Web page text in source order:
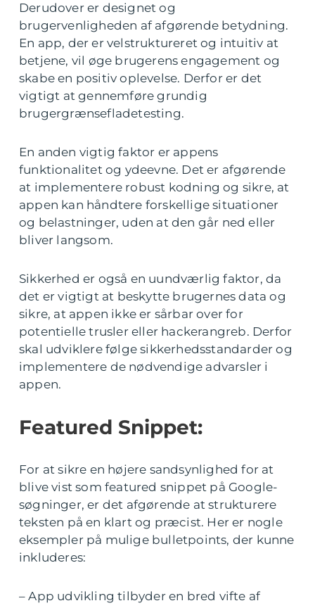
Derudover er designet og
brugervenligheden af afgørende betydning.
En app, der er velstruktureret og intuitiv at
betjene, vil øge brugerens engagement og
skabe en positiv oplevelse. Derfor er det
vigtigt at gennemføre grundig
brugergrænsefladetesting.
En anden vigtig faktor er appens
funktionalitet og ydeevne. Det er afgørende
at implementere robust kodning og sikre, at
appen kan håndtere forskellige situationer
og belastninger, uden at den går ned eller
bliver langsom.
Sikkerhed er også en uundværlig faktor, da
det er vigtigt at beskytte brugernes data og
sikre, at appen ikke er sårbar over for
potentielle trusler eller hackerangreb. Derfor
skal udviklere følge sikkerhedsstandarder og
implementere de nødvendige advarsler i
appen.
Featured Snippet:
For at sikre en højere sandsynlighed for at
blive vist som featured snippet på Google-
søgninger, er det afgørende at strukturere
teksten på en klart og præcist. Her er nogle
eksempler på mulige bulletpoints, der kunne
inkluderes:
– App udvikling tilbyder en bred vifte af